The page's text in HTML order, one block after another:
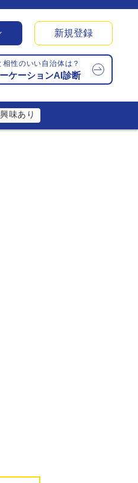
新規登録
相性のいい自治体は？
ケーションAI診断
興味あり